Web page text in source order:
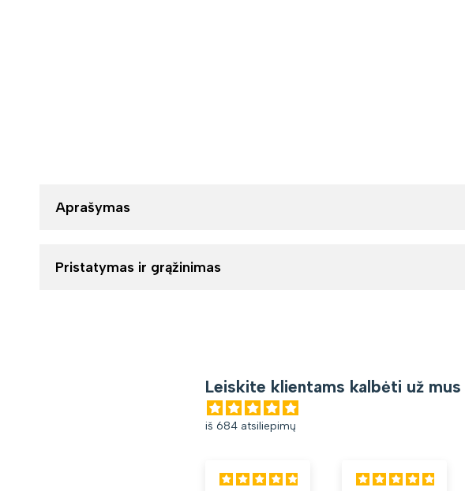
Aprašymas
Pristatymas ir grąžinimas
Leiskite klientams kalbėti už mus
iš 684 atsiliepimų